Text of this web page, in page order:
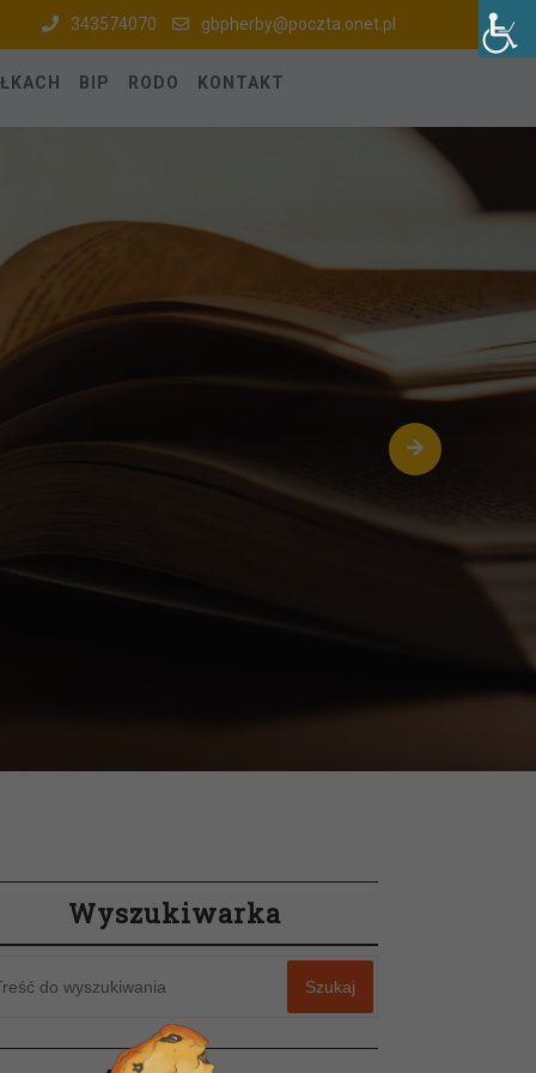
343574070 gbpherby@poczta.onet.pl
BIP RODO KONTAKT
Wyszukiwarka
Szukaj